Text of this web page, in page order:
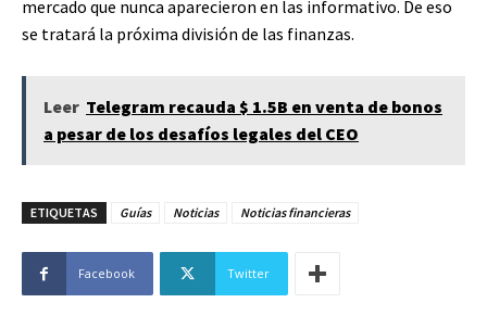
mercado que nunca aparecieron en las informativo. De eso
se tratará la próxima división de las finanzas.
Leer Telegram recauda $ 1.5B en venta de bonos
a pesar de los desafíos legales del CEO
ETIQUETAS Guías Noticias Noticias financieras
Facebook Twitter